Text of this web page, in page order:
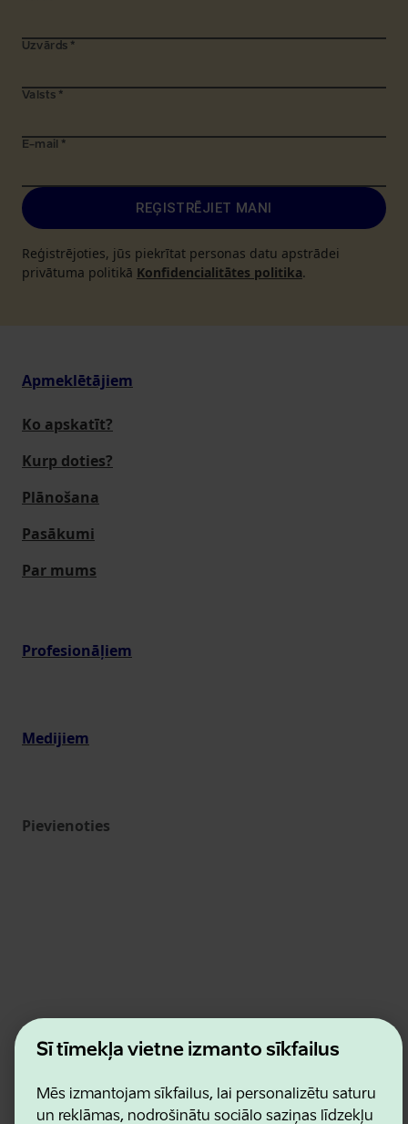
Šī tīmekļa vietne izmanto sīkfailus
Mēs izmantojam sīkfailus, lai personalizētu saturu
un reklāmas, nodrošinātu sociālo saziņas līdzekļu
Uzvārds *
Valsts *
E-mail *
REĢISTRĒJIET MANI
Reģistrējoties, jūs piekrītat personas datu apstrādei
privātuma politikā Konfidencialitātes politika.
Apmeklētājiem
Ko apskatīt?
Kurp doties?
Plānošana
Pasākumi
Par mums
Profesionāļiem
Medijiem
Pievienoties
Estonian Business and Innovation Agency
Kontakti
Lietošanas noteikumi
Sīkdatņu un konfidencialitātes politika